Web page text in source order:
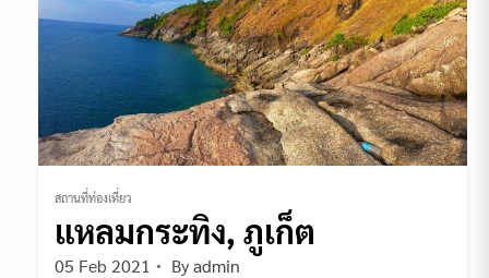
สถานที่ท่องเที่ยว
แหลมกระทิง, ภูเก็ต
05 Feb 2021 Byadmin